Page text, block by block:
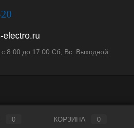
electro.ru
8:00 до 17:00 Сб, Вс: Выходной
0 КОРЗИНА 0